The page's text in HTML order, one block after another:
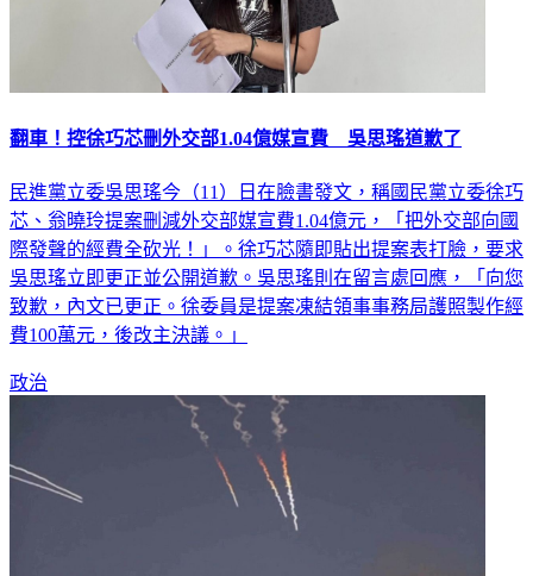
翻車！控徐巧芯刪外交部1.04億媒宣費 吳思瑤道歉了
民進黨立委吳思瑤今（11）日在臉書發文，稱國民黨立委徐巧
芯、翁曉玲提案刪減外交部媒宣費1.04億元，「把外交部向國
際發聲的經費全砍光！」。徐巧芯隨即貼出提案表打臉，要求
吳思瑤立即更正並公開道歉。吳思瑤則在留言處回應，「向您
致歉，內文已更正。徐委員是提案凍結領事事務局護照製作經
費100萬元，後改主決議。」
政治